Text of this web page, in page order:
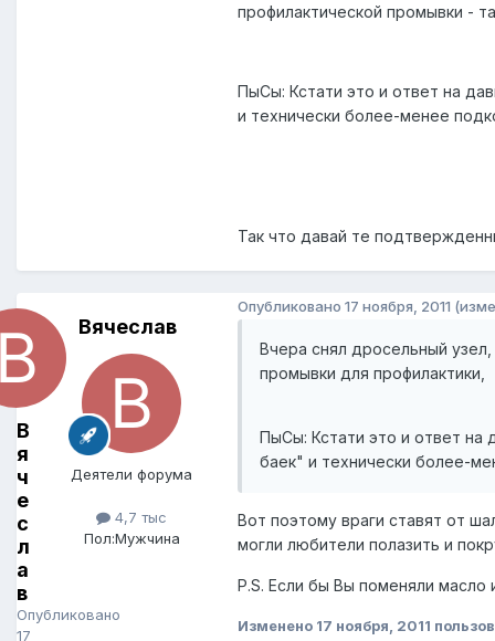
профилактической промывки -
ПыСы: Кстати это и ответ на
и технически более-менее
Так что давай те
В
я
ч
е
с
л
а
в
Опубликовано
17
Вячеслав
Деятели форума
4,7 тыс
Пол:Мужчина
Опубликовано 17 ноября, 2011
Вчера снял дросельный
промывки для профилактики,
ПыСы: Кстати это и ответ
баек" и технически более-
Вот поэтому враги ставят от
могли любители полазить и
P.S. Если бы Вы поменяли масло
Изменено 17 ноября, 2011